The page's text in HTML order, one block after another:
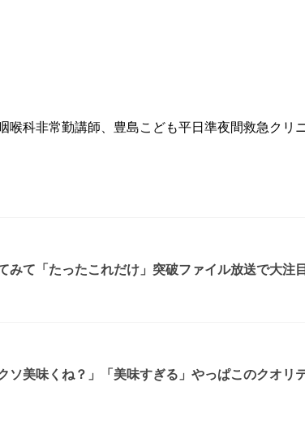
科非常勤講師、豊島こども平日準夜間救急クリ
みて「たったこれだけ」突破ファイル放送で大注
美味くね？」「美味すぎる」やっぱこのクオリ